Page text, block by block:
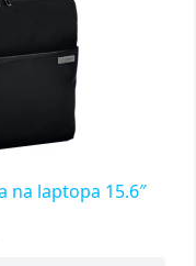
na laptopa 15.6″